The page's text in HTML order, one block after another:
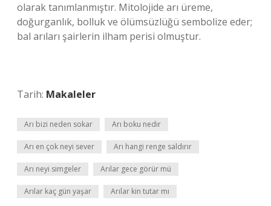
olarak tanımlanmıştır. Mitolojide arı üreme,
doğurganlık, bolluk ve ölümsüzlüğü sembolize eder;
bal arıları şairlerin ilham perisi olmuştur.
Tarih: Makaleler
Arı bizi neden sokar Arı boku nedir
Arı en çok neyi sever Arı hangi renge saldırır
Arı neyi simgeler Arılar gece görür mü
Arılar kaç gün yaşar Arılar kin tutar mı